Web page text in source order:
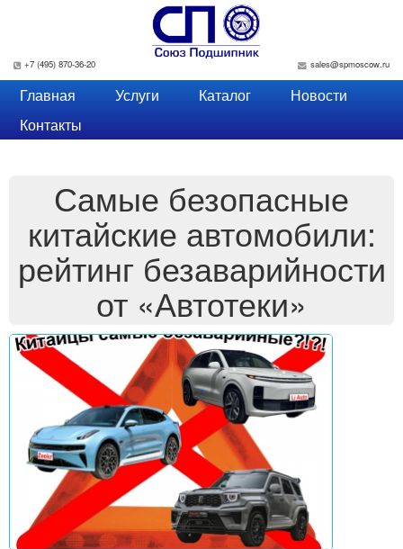
Перейти к основному содержанию
+7 (495) 870-36-20 sales@spmoscow.ru
Главная Услуги Каталог
Новости
Контакты
Самые безопасные
китайские автомобили:
рейтинг безаварийности
от «Автотеки»